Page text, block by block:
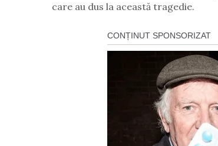
care au dus la această tragedie.